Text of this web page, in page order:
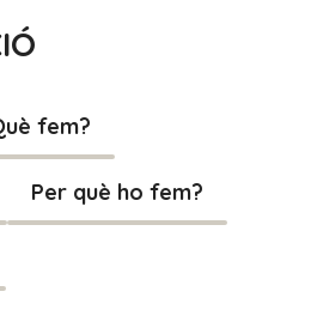
fem?
Per què ho fem?